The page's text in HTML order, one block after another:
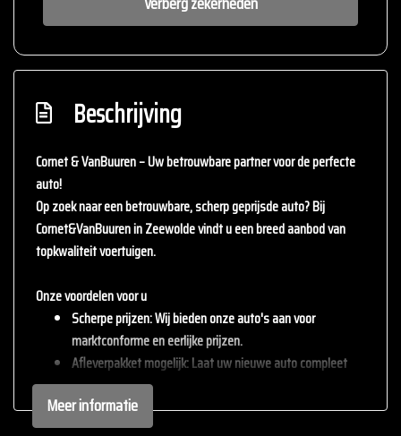
Beschrijving
Cornet & VanBuuren – Uw betrouwbare partner voor de perfecte
auto!
Op zoek naar een betrouwbare, scherp geprijsde auto? Bij
Cornet&VanBuurenin Zeewolde vindt u een breed aanbod van
topkwaliteit voertuigen.
Onze voordelen voor u
Scherpe prijzen: Wij bieden onze auto's aan voor
marktconforme en eerlijke prijzen.
Afleverpakket mogelijk: Laat uw nieuwe auto compleet
afleveren met één van onze afleverpakketten (tegen
meerprijs).
Inruil mogelijk: Wij staan open voor uw huidige auto – inruil
Meer informatie